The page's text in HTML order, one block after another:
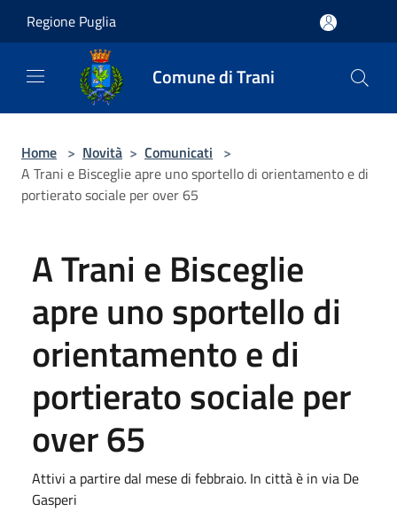
Regione Puglia
Comune di Trani
Home > Novità > Comunicati >
A Trani e Bisceglie apre uno sportello di orientamento e di
portierato sociale per over 65
A Trani e Bisceglie
apre uno sportello di
orientamento e di
portierato sociale per
over 65
Attivi a partire dal mese di febbraio. In città è in via De
Gasperi